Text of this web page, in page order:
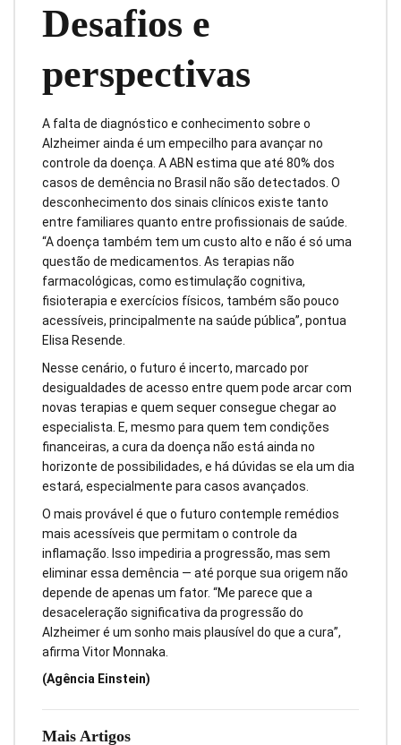
Mais Artigos
Desafios e
perspectivas
A falta de diagnóstico e conhecimento sobre o
Alzheimer ainda é um empecilho para avançar no
controle da doença. A ABN estima que até 80% dos
casos de demência no Brasil não são detectados. O
desconhecimento dos sinais clínicos existe tanto
entre familiares quanto entre profissionais de saúde.
“A doença também tem um custo alto e não é só uma
questão de medicamentos. As terapias não
farmacológicas, como estimulação cognitiva,
fisioterapia e exercícios físicos, também são pouco
acessíveis, principalmente na saúde pública”, pontua
Elisa Resende.
Nesse cenário, o futuro é incerto, marcado por
desigualdades de acesso entre quem pode arcar com
novas terapias e quem sequer consegue chegar ao
especialista. E, mesmo para quem tem condições
financeiras, a cura da doença não está ainda no
horizonte de possibilidades, e há dúvidas se ela um dia
estará, especialmente para casos avançados.
O mais provável é que o futuro contemple remédios
mais acessíveis que permitam o controle da
inflamação. Isso impediria a progressão, mas sem
eliminar essa demência — até porque sua origem não
depende de apenas um fator. “Me parece que a
desaceleração significativa da progressão do
Alzheimer é um sonho mais plausível do que a cura”,
afirma Vitor Monnaka.
(Agência Einstein)